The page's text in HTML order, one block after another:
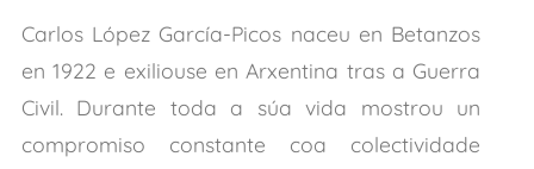
Carlos López García-Picos naceu en Betanzos
en 1922 e exiliouse en Arxentina tras a Guerra
Civil. Durante toda a súa vida mostrou un
compromiso constante coa colectividade